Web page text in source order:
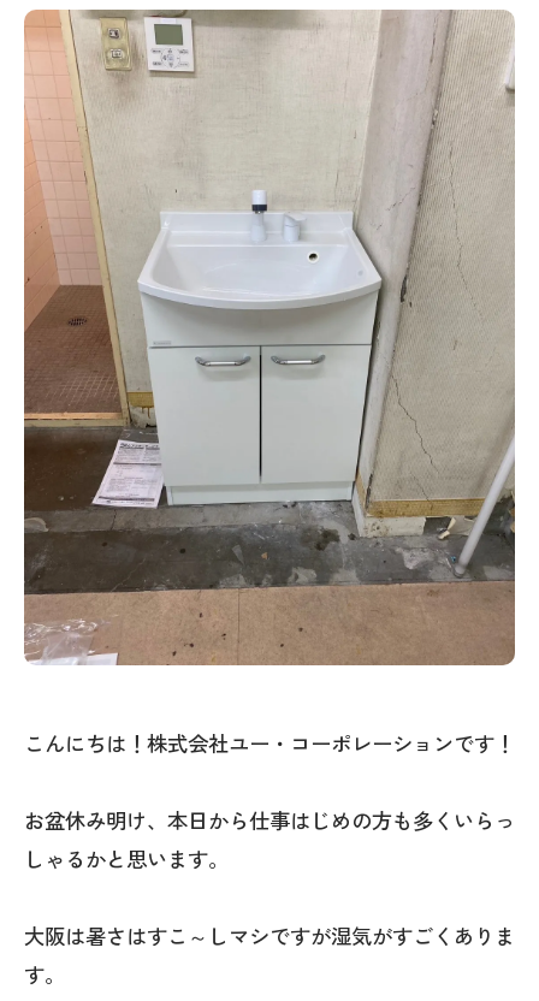
こんにちは！株式会社ユー・コーポレーションです！
お盆休み明け、本日から仕事はじめの方も多くいらっ
しゃるかと思います。
大阪は暑さはすこ～しマシですが湿気がすごくありま
す。